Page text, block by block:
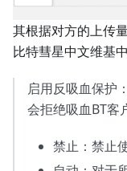
其根据对方的上传
比特彗星中文维基
启用反吸血保护
会拒绝吸血BT客
禁止：禁止